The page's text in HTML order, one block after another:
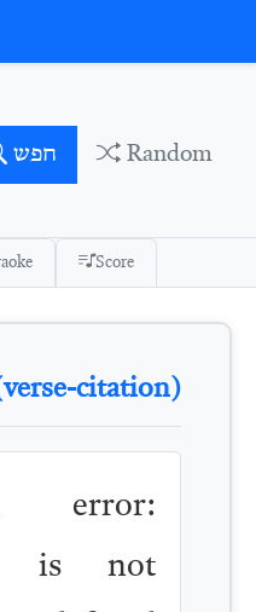
חפש Random
Score
(verse-citation)
error:
is not